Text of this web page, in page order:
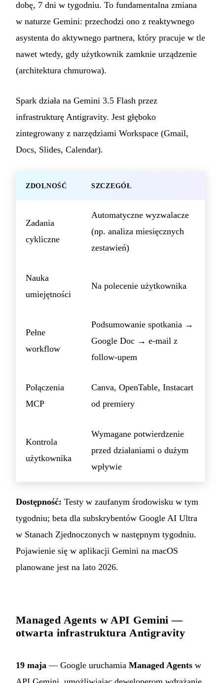
dobę, 7 dni w tygodniu. To fundamentalna zmiana
w naturze Gemini: przechodzi ono z reaktywnego
asystenta do aktywnego partnera, który pracuje w tle
nawet wtedy, gdy użytkownik zamknie urządzenie
(architektura chmurowa).
Spark działa na Gemini 3.5 Flash przez
infrastrukturę Antigravity. Jest głęboko
zintegrowany z narzędziami Workspace (Gmail,
Docs, Slides, Calendar).
ZDOLNOŚĆ SZCZEGÓŁ
Zadania
cykliczne
Automatyczne wyzwalacze
(np. analiza miesięcznych
zestawień)
Nauka
umiejętności
Na polecenie użytkownika
Pełne
workflow
Podsumowanie spotkania →
Google Doc → e-mail z
follow-upem
Połączenia
MCP
Canva, OpenTable, Instacart
od premiery
Kontrola
użytkownika
Wymagane potwierdzenie
przed działaniami o dużym
wpływie
Dostępność: Testy w zaufanym środowisku w tym
tygodniu; beta dla subskrybentów Google AI Ultra
w Stanach Zjednoczonych w następnym tygodniu.
Pojawienie się w aplikacji Gemini na macOS
planowane jest na lato 2026.
Managed Agents w API Gemini —
otwarta infrastruktura Antigravity
19 maja — Google uruchamia Managed Agents w